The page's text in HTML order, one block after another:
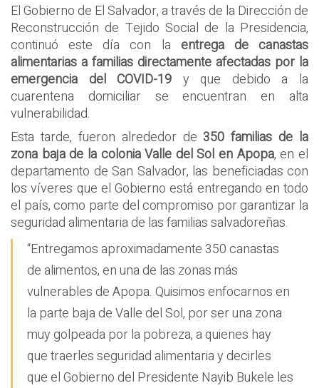
El Gobierno de El Salvador, a través de la Dirección de
Reconstrucción de Tejido Social de la Presidencia,
continuó este día con la entrega de canastas
alimentarias a familias directamente afectadas por la
emergencia del COVID-19 y que debido a la
cuarentena domiciliar se encuentran en alta
vulnerabilidad.
Esta tarde, fueron alrededor de350 familias de la
zona baja de la colonia Valle del Sol en Apopa, en el
departamento de San Salvador, las beneficiadas con
los víveres que el Gobierno está entregando en todo
el país, como parte del compromiso por garantizar la
seguridad alimentaria de las familias salvadoreñas.
“Entregamos aproximadamente 350 canastas
de alimentos, en una de las zonas más
vulnerables de Apopa. Quisimos enfocarnos en
la parte baja de Valle del Sol, por ser una zona
muy golpeada por la pobreza, a quienes hay
que traerles seguridad alimentaria y decirles
que el Gobierno del Presidente Nayib Bukele les